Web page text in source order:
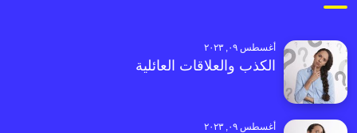
أغسطس ٠٩, ٢٠٢٣
الكذب والعلاقات العائلية
أغسطس ٠٩, ٢٠٢٣